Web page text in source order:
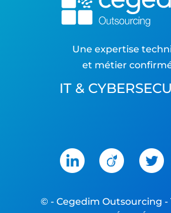
Une expertise
et métier
IT &
© - Cegedim Outsourcing -